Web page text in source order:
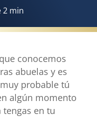
2 min
conocemos
abuelas y es
probable tú
algún momento
en tu